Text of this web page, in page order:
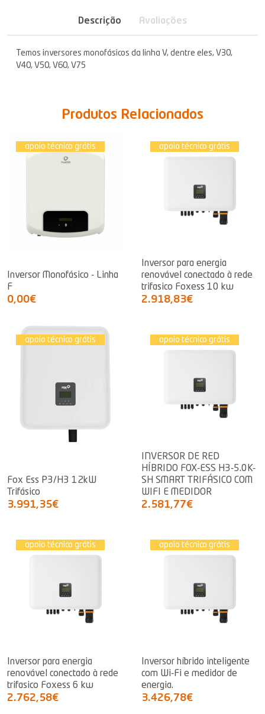
Descrição Avaliações
Temos inversores monofásicos da linha V, dentre eles, V30,
V40, V50, V60, V75
Produtos Relacionados
apoio técnico grátis
Inversor Monofásico - Linha
F
0,00€
apoio técnico grátis
Inversor para energia
renovável conectado à rede
trifasico Foxess 10 kw
2.918,83€
apoio técnico grátis
Fox Ess P3/H3 12kW
Trifásico
3.991,35€
apoio técnico grátis
INVERSOR DE RED
HÍBRIDO FOX-ESS H3-5.0K-
SH SMART TRIFÁSICO COM
WIFI E MEDIDOR
2.581,77€
apoio técnico grátis
Inversor para energia
renovável conectado à rede
trifasico Foxess 6 kw
2.762,58€
apoio técnico grátis
Inversor híbrido inteligente
com Wi-Fi e medidor de
energia.
3.426,78€